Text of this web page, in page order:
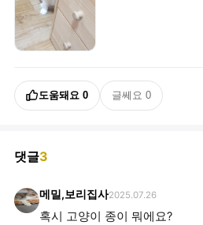
도움돼요 0 글쎄요 0
댓글3
메밀,보리집사2025.07.26
혹시 고양이 종이 뭐에요?